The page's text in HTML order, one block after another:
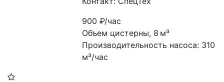
900₽/час
Объем цистерны, 8 м³
Производительность насоса: 310
м³/час